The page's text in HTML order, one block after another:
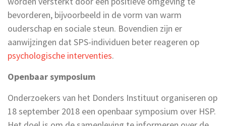
bevorderen, bijvoorbeeld in de vorm van warm
ouderschap en sociale steun. Bovendien zijn er
aanwijzingen dat SPS-individuen beter reageren op
psychologische interventies.
Openbaar symposium
Onderzoekers van het Donders Instituut organiseren op
18 september 2018 een openbaar symposium over HSP.